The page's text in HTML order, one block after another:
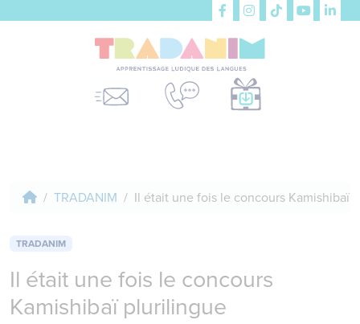
TRADANIM Il était une fois le concours Kamishibaï
TRADANIM
Il était une fois le concours
Kamishibaï plurilingue